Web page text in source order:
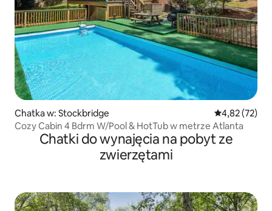
Chatka w: Stockbridge Średnia
4,82 (72)
Cozy Cabin 4 Bdrm W/Pool & HotTub w metrze Atlanta
Chatki do wynajęcia na pobyt ze
zwierzętami